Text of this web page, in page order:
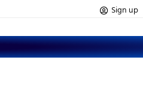
Sign up